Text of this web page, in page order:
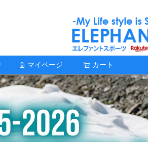
マイページ カート